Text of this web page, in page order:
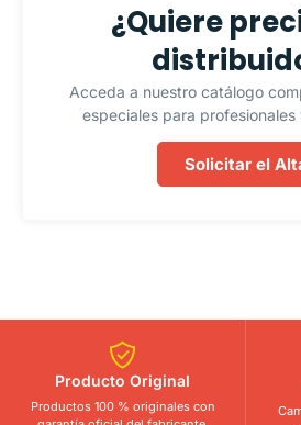
¿Quiere
Acceda a nuestro catálogo
especiales para
Solicitar el
Producto Original
Productos 100 % originales con